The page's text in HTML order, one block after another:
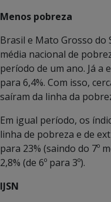
Menos pobreza
Brasil e Mato Grosso do
média nacional de
período de um ano. Já a
para 6,4%. Com isso,
saíram da linha da
Em igual período, os
linha de pobreza e de
para 23% (saindo do 7º
2,8% (de 6º para 3º).
IJSN